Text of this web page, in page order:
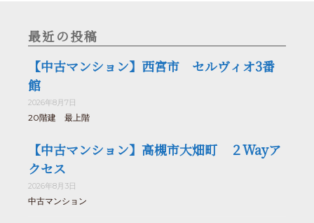
最近の投稿
【中古マンション】西宮市 セルヴィオ3番
館
2026年8月7日
20階建 最上階
【中古マンション】高槻市大畑町 ２Wayア
クセス
2026年8月3日
中古マンション